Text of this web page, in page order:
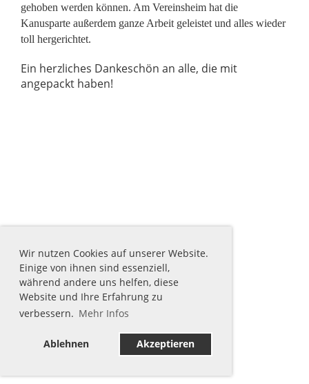
Wir nutzen Cookies auf unserer Website.
Einige von ihnen sind essenziell,
während andere uns helfen, diese
Website und Ihre Erfahrung zu
verbessern. Mehr Infos
Ablehnen Akzeptieren
gehoben werden können. Am Vereinsheim hat die
Kanusparte außerdem ganze Arbeit geleistet und alles wieder
toll hergerichtet.
Ein herzliches Dankeschön an alle, die mit
angepackt haben!